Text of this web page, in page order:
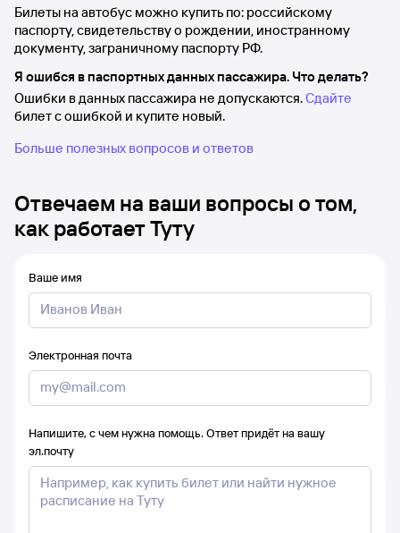
Билеты на автобус можно купить по: российскому
паспорту, свидетельству о рождении, иностранному
документу, заграничному паспорту РФ.
Я ошибся в паспортных данных пассажира. Что делать?
Ошибки в данных пассажира не допускаются.Сдайте
билет с ошибкой и купите новый.
Больше полезных вопросов и ответов
Отвечаем на ваши вопросы о том,
как работает Туту
Ваше имя
Электронная почта
Напишите, с чем нужна помощь. Ответ придёт на вашу
эл.почту